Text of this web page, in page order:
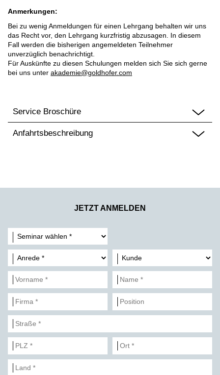
Anmerkungen:
Bei zu wenig Anmeldungen für einen Lehrgang behalten wir uns
das Recht vor, den Lehrgang kurzfristig abzusagen. In diesem
Fall werden die bisherigen angemeldeten Teilnehmer
unverzüglich benachrichtigt.
Für Auskünfte zu diesen Schulungen melden sich Sie sich gerne
bei uns unter akademie@goldhofer.com
Service Broschüre
Anfahrtsbeschreibung
JETZT ANMELDEN